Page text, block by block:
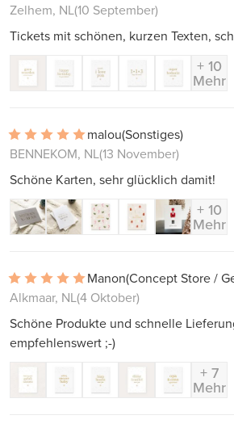
Zelhem, NL(10 September)
Tickets mit schönen, kurzen Texten,
+ 10
Mehr
malou(Sonstiges)
BENNEKOM, NL(13 November)
Schöne Karten, sehr glücklich damit!
+ 10
Mehr
Manon(Concept Store /
Alkmaar, NL(4 Oktober)
Schöne Produkte und schnelle
empfehlenswert ;-)
+ 7
Mehr